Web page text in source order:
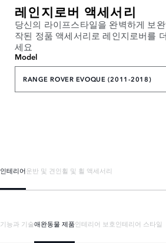
레인지로버 액세서리
당신의 라이프스타일을 완벽하게 보
작된 정품 액세서리로 레인지로버를
세요
Model
RANGE ROVER EVOQUE (2011-2018)
인테리어운반 및 견인휠 및 휠 액세서리
기능과 기술애완동물 제품인테리어 보호인테리어 스타일